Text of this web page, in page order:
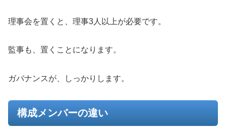
理事会を置くと、理事3人以上が必要です。
監事も、置くことになります。
ガバナンスが、しっかりします。
構成メンバーの違い